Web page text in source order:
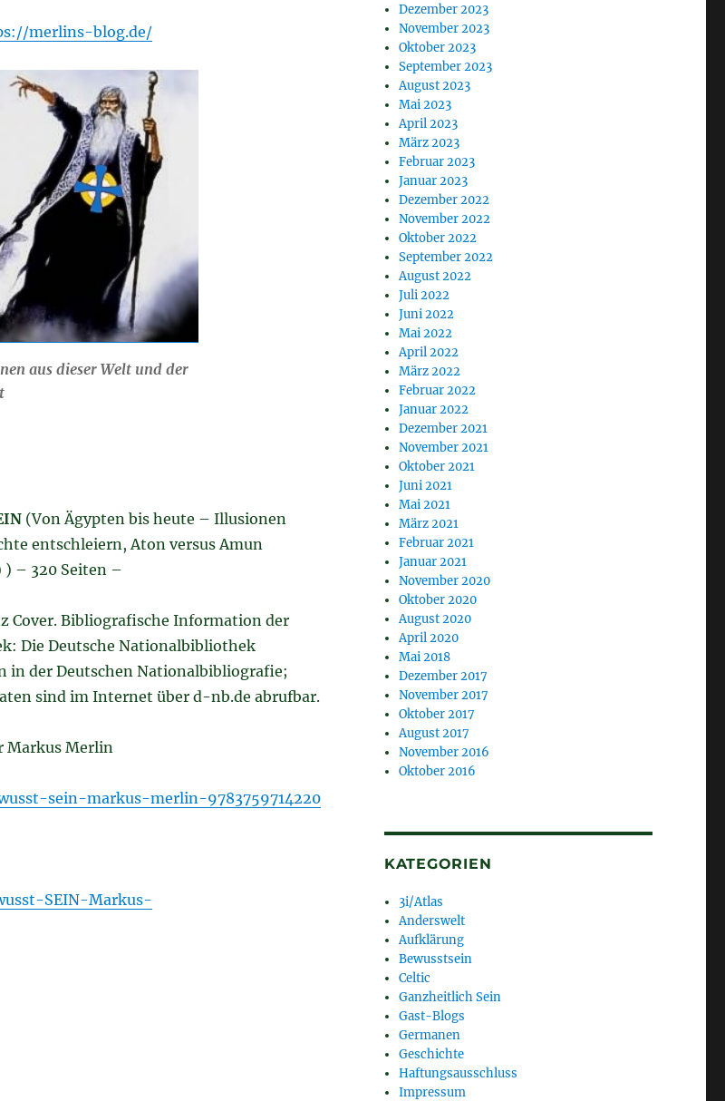
merlins-blog.de/
aus dieser Welt und der
(Von Ägypten bis heute – Illusionen
entschleiern, Aton versus Amun
) – 320 Seiten –
Cover. Bibliografische Information der
Die Deutsche Nationalbibliothek
in der Deutschen Nationalbibliografie;
sind im Internet über d-nb.de abrufbar.
Markus Merlin
sein-markus-merlin-9783759714220
SEIN-Markus-
Dezember 2023
November 2023
Oktober 2023
September 2023
August 2023
Mai 2023
April 2023
März 2023
Februar 2023
Januar 2023
Dezember 2022
November 2022
Oktober 2022
September 2022
August 2022
Juli 2022
Juni 2022
Mai 2022
April 2022
März 2022
Februar 2022
Januar 2022
Dezember 2021
November 2021
Oktober 2021
Juni 2021
Mai 2021
März 2021
Februar 2021
Januar 2021
November 2020
Oktober 2020
August 2020
April 2020
Mai 2018
Dezember 2017
November 2017
Oktober 2017
August 2017
November 2016
Oktober 2016
KATEGORIEN
3i/Atlas
Anderswelt
Aufklärung
Bewusstsein
Celtic
Ganzheitlich Sein
Gast-Blogs
Germanen
Geschichte
Haftungsausschluss
Impressum